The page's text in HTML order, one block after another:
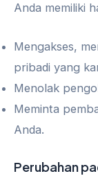
Anda memiliki
Mengakses,
pribadi yang
Menolak
Meminta
Anda.
Perubahan